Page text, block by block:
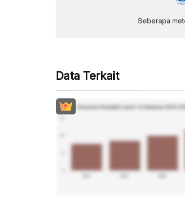
Beberapa
Data Terkait